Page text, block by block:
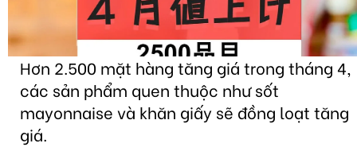
Hơn 2.500 mặt hàng tăng giá trong tháng 4,
các sản phẩm quen thuộc như sốt
mayonnaise và khăn giấy sẽ đồng loạt tăng
giá.